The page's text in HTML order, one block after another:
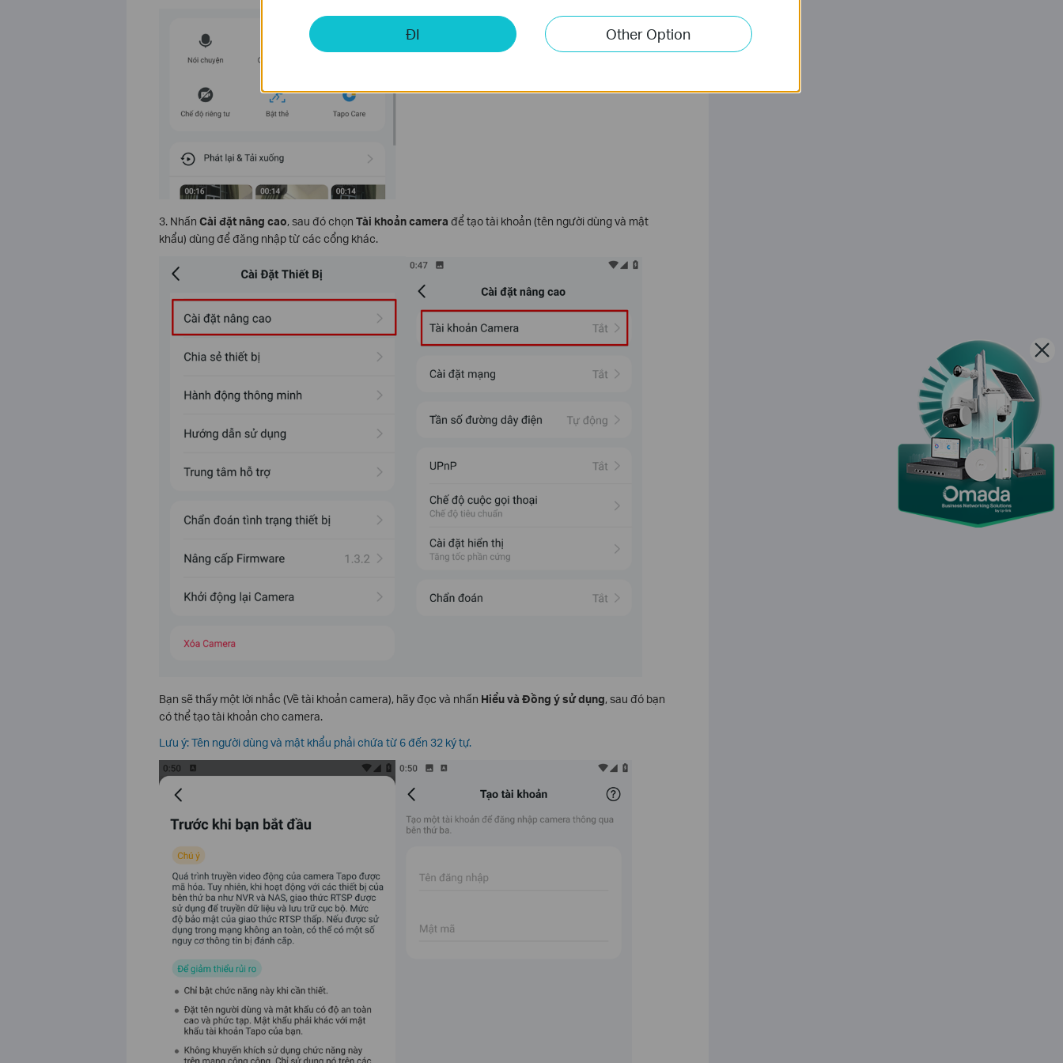
3. Nhấn Cài đặt nâng cao, sau đó chọn Tài khoản camera để tạo tài khoản (tên người dùng và mật
khẩu) dùng để đăng nhập từ các cổng khác.
Bạn sẽ thấy một lời nhắc (Về tài khoản camera), hãy đọc và nhấn Hiểu và Đồng ý sử dụng, sau đó bạn
có thể tạo tài khoản cho camera.
Lưu ý: Tên người dùng và mật khẩu phải chứa từ 6 đến 32 ký tự.
ĐI Other Option